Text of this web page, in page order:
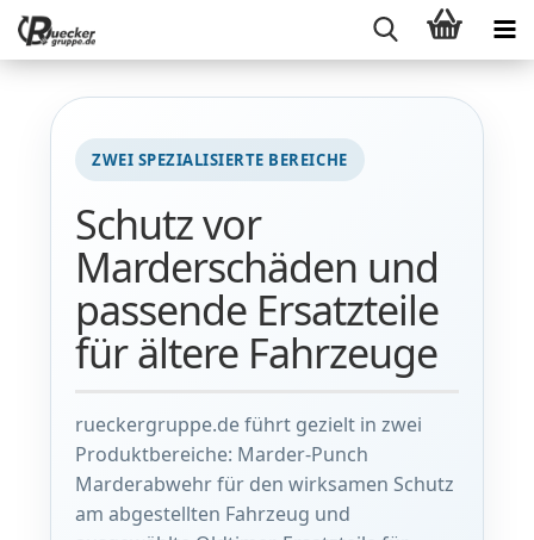
ZWEI SPEZIALISIERTE BEREICHE
Schutz vor
Marderschäden und
passende Ersatzteile
für ältere Fahrzeuge
rueckergruppe.de führt gezielt in zwei
Produktbereiche: Marder-Punch
Marderabwehr für den wirksamen Schutz
am abgestellten Fahrzeug und